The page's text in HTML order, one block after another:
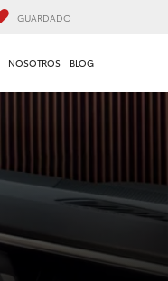
GUARDADO
NOSOTROS BLOG